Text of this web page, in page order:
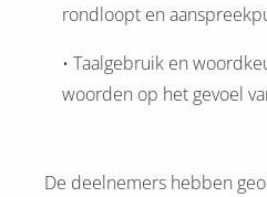
rondloopt en
• Taalgebruik en
woorden op het gevoel
De deelnemers hebben